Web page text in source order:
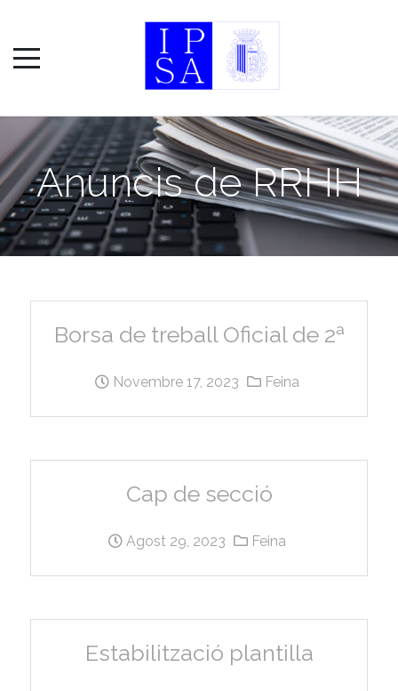
Anuncis de RRHH
Borsa de treball Oficial de 2ª
Novembre 17, 2023 Feina
Cap de secció
Agost 29, 2023 Feina
Estabilització plantilla